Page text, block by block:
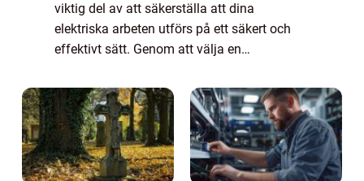
viktig del av att säkerställa att dina
elektriska arbeten utförs på ett säkert och
effektivt sätt. Genom att välja en